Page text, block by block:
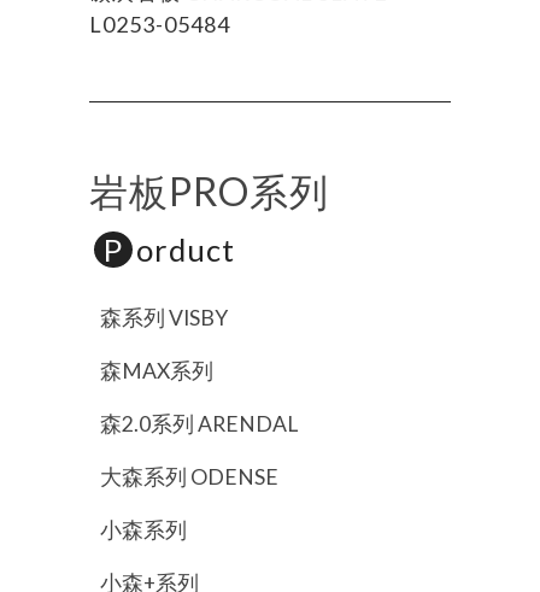
L0253-05484
岩板PRO系列
P orduct
森系列 VISBY
森MAX系列
森2.0系列 ARENDAL
大森系列 ODENSE
小森系列
小森+系列